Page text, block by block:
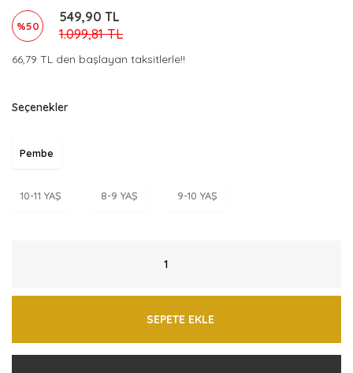
%50
549,90 TL
1.099,81 TL
66,79 TL den başlayan taksitlerle!!
Seçenekler
Pembe
10-11 YAŞ 8-9 YAŞ 9-10 YAŞ
SEPETE EKLE